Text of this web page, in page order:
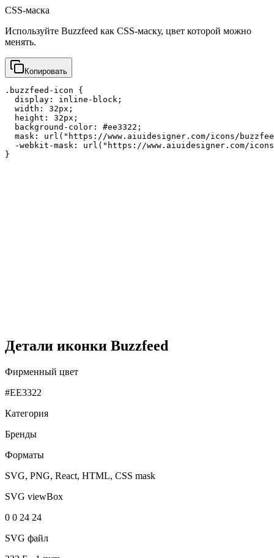
CSS-маска
Используйте Buzzfeed как CSS-маску, цвет которой можно
менять.
Копировать
.buzzfeed-icon {
  display: inline-block;
  width: 32px;
  height: 32px;
  background-color: #ee3322;
mask: url("https://www.aiuidesigner.com/icons/
-webkit-mask: url("https://www.aiuidesigner.com/
}
Детали иконки Buzzfeed
Фирменный цвет
#EE3322
Категория
Бренды
Форматы
SVG, PNG, React, HTML, CSS mask
SVG viewBox
0 0 24 24
SVG файл